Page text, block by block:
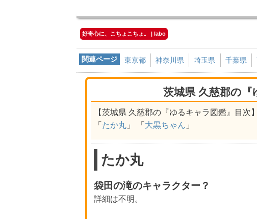
好奇心に、こちょこちょ。 | labo
関連ページ 東京都 神奈川県 埼玉県 千葉県
茨城県 久慈郡の
【茨城県 久慈郡の『ゆるキャラ図鑑』目次】
「 たか丸」 「 大黒ちゃん 」
たか丸
袋田の滝のキャラクター？
詳細は不明。